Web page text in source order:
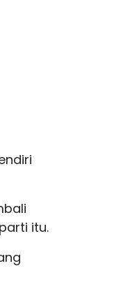
itu.